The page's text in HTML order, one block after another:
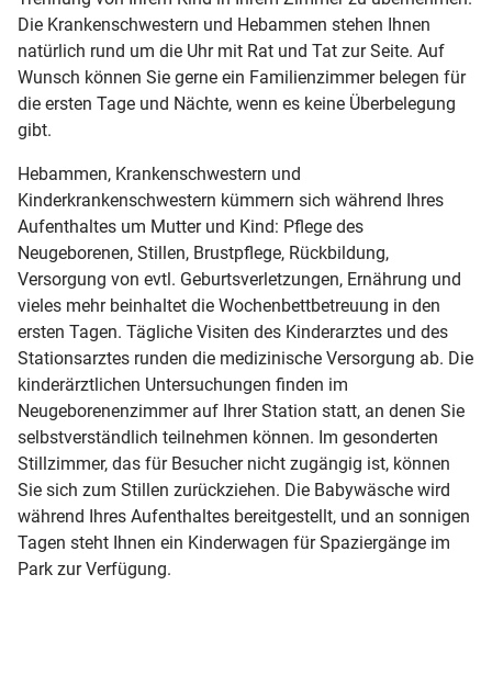
Die Krankenschwestern und Hebammen stehen Ihnen
natürlich rund um die Uhr mit Rat und Tat zur Seite. Auf
Wunsch können Sie gerne ein Familienzimmer belegen für
die ersten Tage und Nächte, wenn es keine Überbelegung
gibt.
Hebammen, Krankenschwestern und
Kinderkrankenschwestern kümmern sich während Ihres
Aufenthaltes um Mutter und Kind: Pflege des
Neugeborenen, Stillen, Brustpflege, Rückbildung,
Versorgung von evtl. Geburtsverletzungen, Ernährung und
vieles mehr beinhaltet die Wochenbettbetreuung in den
ersten Tagen. Tägliche Visiten des Kinderarztes und des
Stationsarztes runden die medizinische Versorgung ab. Die
kinderärztlichen Untersuchungen finden im
Neugeborenenzimmer auf Ihrer Station statt, an denen Sie
selbstverständlich teilnehmen können. Im gesonderten
Stillzimmer, das für Besucher nicht zugängig ist, können
Sie sich zum Stillen zurückziehen. Die Babywäsche wird
während Ihres Aufenthaltes bereitgestellt, und an sonnigen
Tagen steht Ihnen ein Kinderwagen für Spaziergänge im
Park zur Verfügung.